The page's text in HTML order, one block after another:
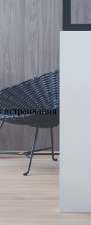
встраивания